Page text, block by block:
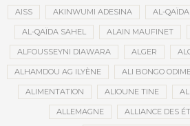
AISS AKINWUMI ADESINA AL-QAÏDA
AL-QAÏDA SAHEL ALAIN MAUFINET
ALFOUSSEYNI DIAWARA ALGER
ALHAMDOU AG ILYÈNE ALI BONGO
ALIMENTATION ALIOUNE TINE
ALLEMAGNE ALLIANCE DES